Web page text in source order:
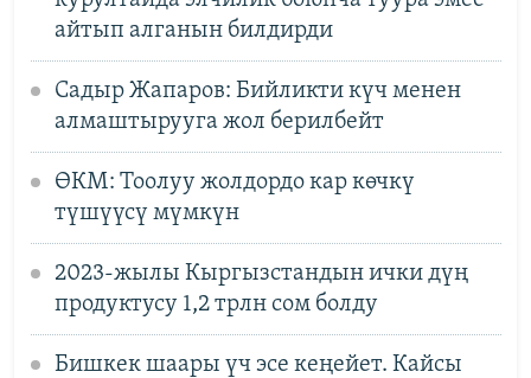
айтып алганын билдирди
Садыр Жапаров: Бийликти күч менен
алмаштырууга жол берилбейт
ӨКМ: Тоолуу жолдордо кар көчкү
түшүүсү мүмкүн
2023-жылы Кыргызстандын ички дүң
продуктусу 1,2 трлн сом болду
Бишкек шаары үч эсе кеңейет. Кайсы